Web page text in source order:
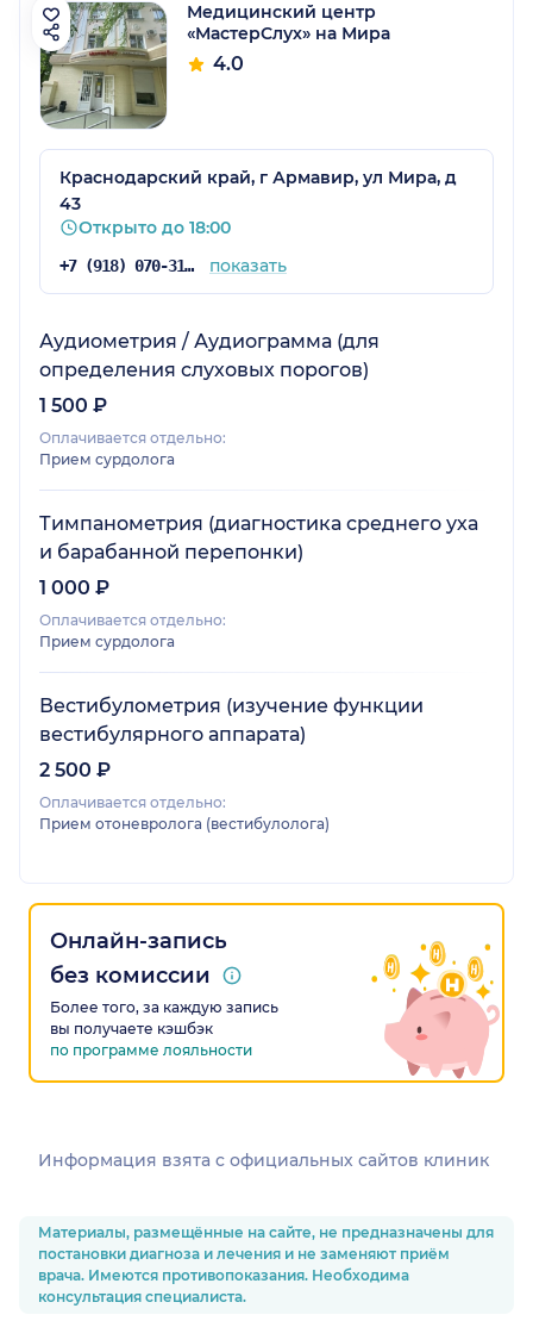
Медицинский центр
«МастерСлух» на Мира
4.0
Краснодарский край, г Армавир, ул Мира, д
43
Открыто до 18:00
+7 (918) 070-31-01 показать
Аудиометрия / Аудиограмма (для
определения слуховых порогов)
1 500 ₽
Оплачивается отдельно:
Прием сурдолога
Тимпанометрия (диагностика среднего уха
и барабанной перепонки)
1 000 ₽
Оплачивается отдельно:
Прием сурдолога
Вестибулометрия (изучение функции
вестибулярного аппарата)
2 500 ₽
Оплачивается отдельно:
Прием отоневролога (вестибулолога)
Онлайн-запись
без комиссии
Более того, за каждую запись
вы получаете кэшбэк
по программе лояльности
Информация взята c официальных сайтов клиник
Материалы, размещённые на сайте, не предназначены для
постановки диагноза и лечения и не заменяют приём
врача. Имеются противопоказания. Необходима
консультация специалиста.